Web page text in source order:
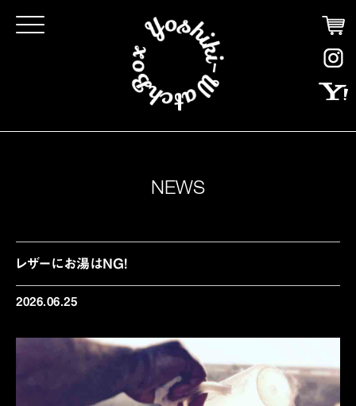
Click
NEWS
レザーにお湯はNG!
2026.06.25